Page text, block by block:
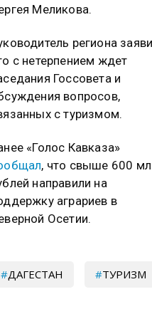
Меликова.
региона
с нетерпением ждет
Госсовета и
вопросов,
с туризмом.
«Голос Кавказа»
, что свыше 600
направили на
аграриев в
Осетии.
ДАГЕСТАН ТУРИЗМ